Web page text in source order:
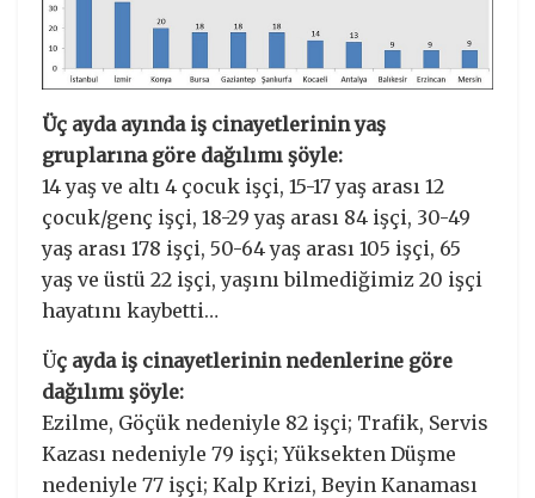
Üç ayda ayında iş cinayetlerinin yaş
gruplarına göre dağılımı şöyle:
14 yaş ve altı 4 çocuk işçi, 15-17 yaş arası 12
çocuk/genç işçi, 18-29 yaş arası 84 işçi, 30-49
yaş arası 178 işçi, 50-64 yaş arası 105 işçi, 65
yaş ve üstü 22 işçi, yaşını bilmediğimiz 20 işçi
hayatını kaybetti…
Üç ayda iş cinayetlerinin nedenlerine göre
dağılımı şöyle:
Ezilme, Göçük nedeniyle 82 işçi; Trafik, Servis
Kazası nedeniyle 79 işçi; Yüksekten Düşme
nedeniyle 77 işçi; Kalp Krizi, Beyin Kanaması